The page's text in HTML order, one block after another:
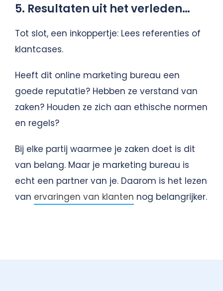
5. Resultaten uit het verleden…
Tot slot, een inkoppertje: Lees referenties of
klantcases.
Heeft dit online marketing bureau een
goede reputatie? Hebben ze verstand van
zaken? Houden ze zich aan ethische normen
en regels?
Bij elke partij waarmee je zaken doet is dit
van belang. Maar je marketing bureau is
echt een partner van je. Daarom is het lezen
van ervaringen van klanten nog belangrijker.